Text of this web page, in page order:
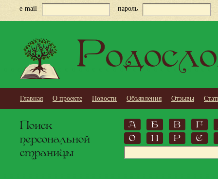
e-mail пароль
Главная О проекте Новости Объявления Отзывы
Поиск
персональной
страницы
А Б В
Г
О
П Р С